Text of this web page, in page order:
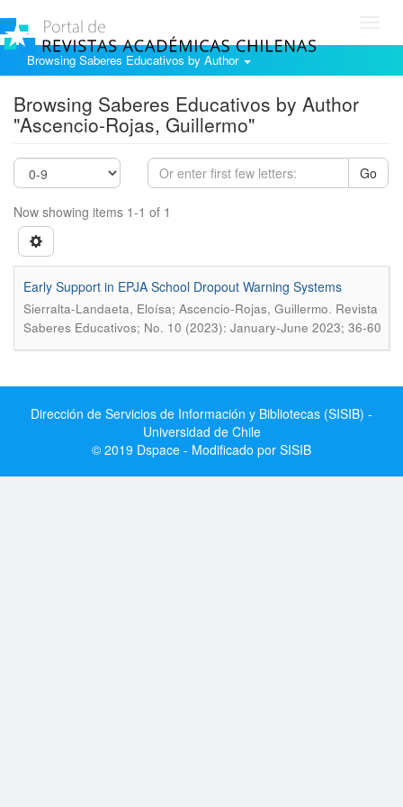
Browsing Saberes Educativos by Author
Browsing Saberes Educativos by Author
"Ascencio-Rojas, Guillermo"
Go
Now showing items 1-1 of 1
Early Support in EPJA School Dropout Warning Systems
Sierralta-Landaeta, Eloísa; Ascencio-Rojas, Guillermo. Revista
Saberes Educativos; No. 10 (2023): January-June 2023; 36-60
Dirección de Servicios de Información y Bibliotecas (SISIB) -
Universidad de Chile
© 2019 Dspace - Modificado por SISIB